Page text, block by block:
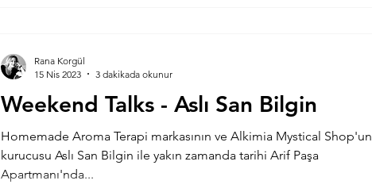
Weekend Talks - Aslı San Bilgin
Homemade Aroma Terapi markasının ve Alkimia Mystical Shop'un
kurucusu Aslı San Bilgin ile yakın zamanda tarihi Arif Paşa
Apartmanı'nda...
Rana Korgül
15 Nis 2023
3 dakikada okunur